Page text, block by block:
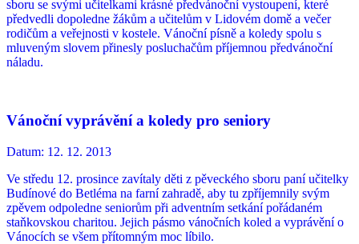
sboru se svými učitelkami krásné předvánoční vystoupení, které
předvedli dopoledne žákům a učitelům v Lidovém domě a večer
rodičům a veřejnosti v kostele. Vánoční písně a koledy spolu s
mluveným slovem přinesly posluchačům příjemnou předvánoční
náladu.
Vánoční vyprávění a koledy pro seniory
Datum: 12. 12. 2013
Ve středu 12. prosince zavítaly děti z pěveckého sboru paní učitelky
Budínové do Betléma na farní zahradě, aby tu zpříjemnily svým
zpěvem odpoledne seniorům při adventním setkání pořádaném
staňkovskou charitou. Jejich pásmo vánočních koled a vyprávění o
Vánocích se všem přítomným moc líbilo.